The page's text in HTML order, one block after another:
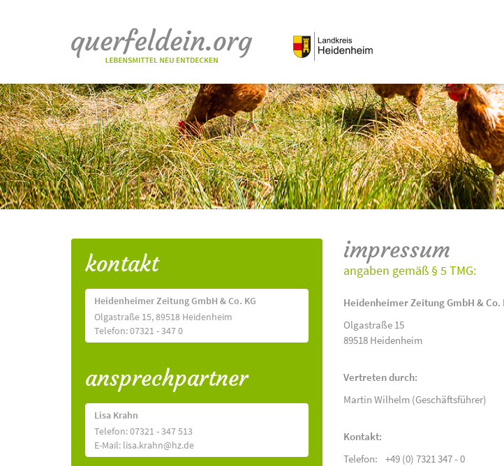
kontakt
Heidenheimer Zeitung GmbH & Co. KG
Olgastraße 15, 89518 Heidenheim
Telefon: 07321 - 347 0
ansprechpartner
Lisa Krahn
Telefon: 07321 - 347 513
E-Mail: lisa.krahn@hz.de
impressum
angaben gemäß § 5 TMG:
Heidenheimer Zeitung GmbH & Co.
Olgastraße 15
89518 Heidenheim
Vertreten durch:
Martin Wilhelm (Geschäftsführer)
Kontakt:
Telefon:
+49 (0) 7321 347 - 0